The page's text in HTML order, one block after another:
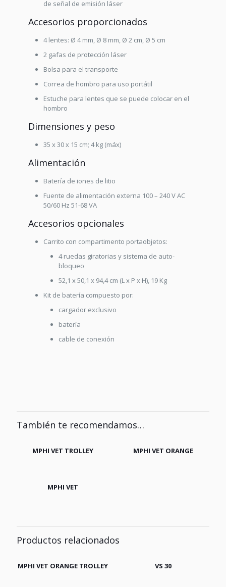
de señal de emisión láser
Accesorios proporcionados
4 lentes: Ø 4 mm, Ø 8 mm, Ø 2 cm, Ø 5 cm
2 gafas de protección láser
Bolsa para el transporte
Correa de hombro para uso portátil
Estuche para lentes que se puede colocar en el
hombro
Dimensiones y peso
35 x 30 x 15 cm; 4 kg (máx)
Alimentación
Batería de iones de litio
Fuente de alimentación externa 100 – 240 V AC
50/60 Hz 51-68 VA
Accesorios opcionales
Carrito con compartimento portaobjetos:
4 ruedas giratorias y sistema de auto-
bloqueo
52,1 x 50,1 x 94,4 cm (L x P x H), 19 Kg
Kit de batería compuesto por:
cargador exclusivo
batería
cable de conexión
También te recomendamos…
MPHI VET TROLLEY MPHI VET ORANGE
MPHI VET
Productos relacionados
MPHI VET ORANGE TROLLEY VS 30